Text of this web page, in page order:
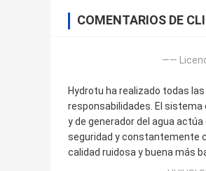
COMENTARIOS DE
——
Hydrotu ha realizado todas las
responsabilidades. El sistema
y de generador del agua actúa
seguridad y constantemente
calidad ruidosa y buena más